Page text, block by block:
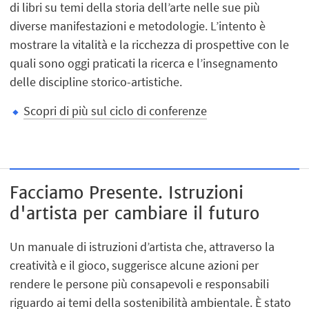
di libri su temi della storia dell’arte nelle sue più
diverse manifestazioni e metodologie. L’intento è
mostrare la vitalità e la ricchezza di prospettive con le
quali sono oggi praticati la ricerca e l’insegnamento
delle discipline storico-artistiche.
Scopri di più sul ciclo di conferenze
Facciamo Presente. Istruzioni
d'artista per cambiare il futuro
Un manuale di istruzioni d’artista che, attraverso la
creatività e il gioco, suggerisce alcune azioni per
rendere le persone più consapevoli e responsabili
riguardo ai temi della sostenibilità ambientale. È stato